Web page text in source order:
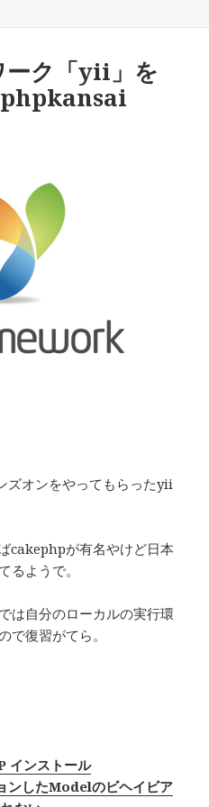
ーク「yii」を
ズオンをやってもらったyii
cakephpが有名やけど日本
るようで。
は自分のローカルの実行環
で復習がてら。
ーク「yii」を導入してみる
インストール
ンしたModelのビヘイビア